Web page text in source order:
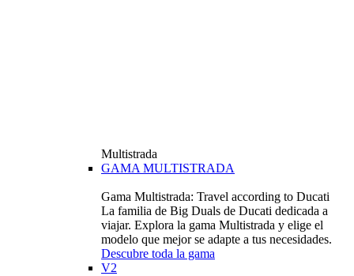
Multistrada
GAMA MULTISTRADA
Gama Multistrada: Travel according to Ducati
La familia de Big Duals de Ducati dedicada a
viajar. Explora la gama Multistrada y elige el
modelo que mejor se adapte a tus necesidades.
Descubre toda la gama
V2